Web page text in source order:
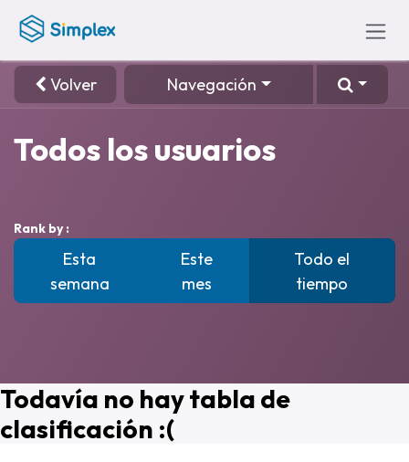
Ir al contenido
Volver Navegación
Todos los usuarios
Rank by :
Esta
semana
Este
mes
Todo el
tiempo
Todavía no hay tabla de
clasificación :(